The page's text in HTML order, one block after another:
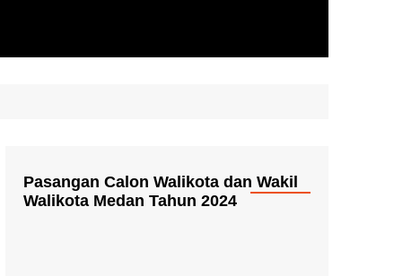
Pasangan Calon Walikota dan Wakil
Walikota Medan Tahun 2024